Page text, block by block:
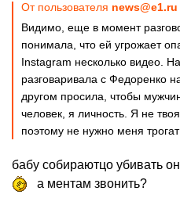
От пользователя news@e1.ru
Видимо, еще в момент
понимала, что ей угрожает
Instagram несколько видео.
разговаривала с Федоренко
другом просила, чтобы
человек, я личность. Я не
поэтому не нужно меня
бабу собираютцо убивать
а ментам звонить?